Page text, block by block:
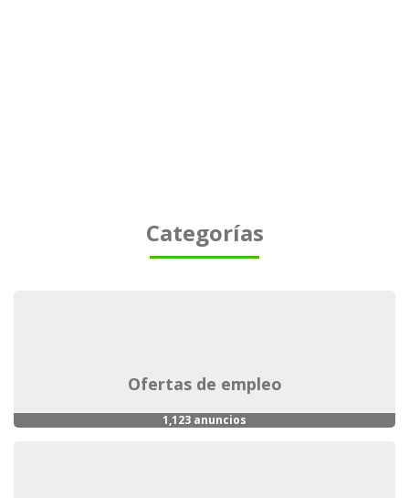
Categorías
ofertas de empleo
1,123 anuncios